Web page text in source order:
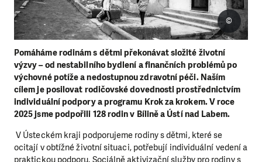
Pomáháme rodinám s dětmi překonávat složité životní
výzvy – od nestabilního bydlení a finančních problémů po
výchovné potíže a nedostupnou zdravotní péči. Naším
cílem je posilovat rodičovské dovednosti prostřednictvím
individuální podpory a programu Krok za krokem. V roce
2025 jsme podpořili 128 rodin v Bílině a Ústí nad Labem.
©
V Ústeckém kraji podporujeme rodiny s dětmi, které se
ocitají v obtížné životní situaci, potřebují individuální vedení a
praktickou podporu. Sociálně aktivizační služby pro rodiny s